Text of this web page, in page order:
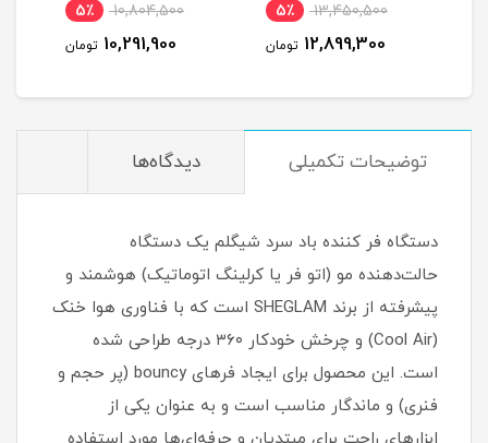
13,450,500 5٪
12,899,300 تومان
10,804,500 5٪
10,291,900 تومان
توضیحات تکمیلی دیدگاه‌ها
دستگاه فر کننده باد سرد شیگلم یک دستگاه
حالت‌دهنده مو (اتو فر یا کرلینگ اتوماتیک) هوشمند و
پیشرفته از برند SHEGLAM است که با فناوری هوا خنک
(Cool Air) و چرخش خودکار ۳۶۰ درجه طراحی شده
است. این محصول برای ایجاد فرهای bouncy (پر حجم و
فنری) و ماندگار مناسب است و به عنوان یکی از